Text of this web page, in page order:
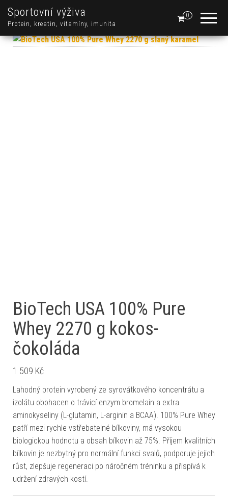
Sportovní výživa
Protein, kreatin, vitamíny, imunita
0
BioTech USA 100% Pure
Whey 2270 g kokos-
čokoláda
1 509 Kč
Lahodný protein vyrobený ze syrovátkového koncentrátu a
izolátu obohacen o trávicí enzym bromelain a extra
aminokyseliny (L-glutamin, L-arginin a BCAA). 100% Pure Whey
patří mezi rychle vstřebatelné bílkoviny, má vysokou
biologickou hodnotu a obsah bílkovin až 75%. Příjem kvalitních
bílkovin je nezbytný pro normální funkci svalů, podporuje jejich
růst, zlepšuje regeneraci po náročném tréninku a přispívá k
udržení zdravých kostí.